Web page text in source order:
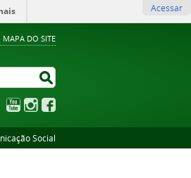
MAPA DO SITE
Acessar
YouTubeInstagram
Social